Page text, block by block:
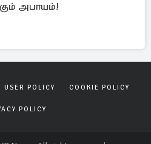
அபாயம்!
USER POLICY COOKIE POLICY
POLICY